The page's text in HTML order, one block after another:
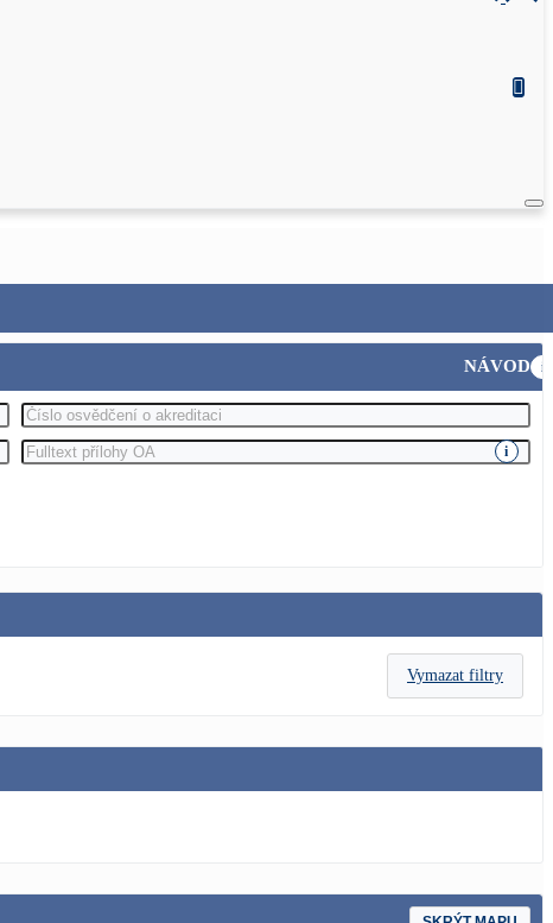
NÁVOD i
i
Vymazat filtry